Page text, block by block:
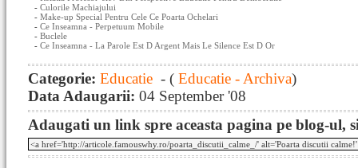
- Culorile Machiajului
- Make-up Special Pentru Cele Ce Poarta Ochelari
- Ce Inseamna - Perpetuum Mobile
- Buclele
- Ce Inseamna - La Parole Est D Argent Mais Le Silence Est D Or
Categorie: Educatie - ( Educatie - Archiva)
Data Adaugarii: 04 September '08
Adaugati un link spre aceasta pagina pe blog-ul,